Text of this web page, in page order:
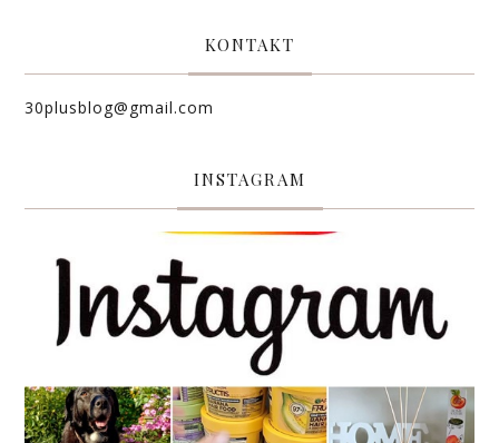
KONTAKT
30plusblog@gmail.com
INSTAGRAM